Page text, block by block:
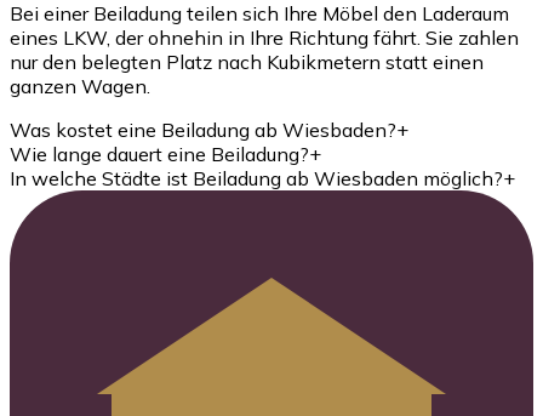
Bei einer Beiladung teilen sich Ihre Möbel den Laderaum
eines LKW, der ohnehin in Ihre Richtung fährt. Sie zahlen
nur den belegten Platz nach Kubikmetern statt einen
ganzen Wagen.
Was kostet eine Beiladung ab Wiesbaden?+
Wie lange dauert eine Beiladung?+
In welche Städte ist Beiladung ab Wiesbaden möglich?+